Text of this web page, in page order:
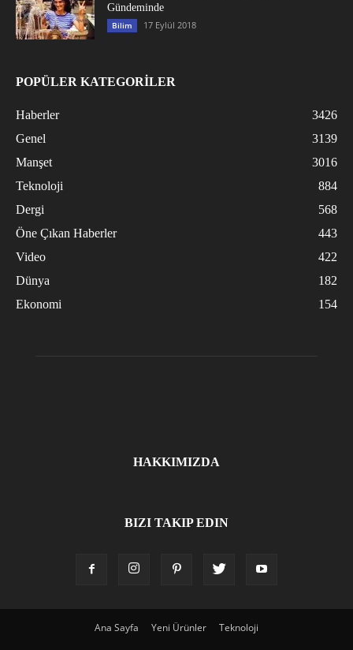
Gündeminde
Bilim 17 Eylül 2018
POPÜLER KATEGORİLER
Haberler
3426
Genel
3139
Manşet
3016
Teknoloji
884
Dergi
568
Öne Çıkan Haberler
443
Video
422
Dünya
182
Ekonomi
154
HAKKIMIZDA
BIZI TAKIP EDIN
Ana Sayfa Yeni Ürünler Teknoloji